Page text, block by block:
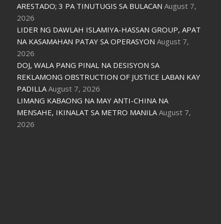
ARESTADO; 3 PA TINUTUGIS SA BULACAN August 7,
2026
LIDER NG DAWLAH ISLAMIYA-HASSAN GROUP, APAT
NA KASAMAHAN PATAY SA OPERASYON August 7,
2026
DOJ, WALA PANG PINAL NA DESISYON SA
REKLAMONG OBSTRUCTION OF JUSTICE LABAN KAY
PADILLA August 7, 2026
LIMANG KABAONG NA MAY ANTI-CHINA NA
MENSAHE, IKINALAT SA METRO MANILA August 7,
2026